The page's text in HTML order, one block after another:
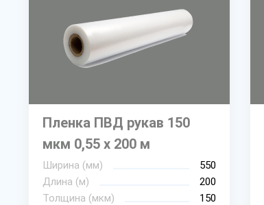
Пленка ПВД рукав 150
мкм 0,55 х 200 м
Ширина (мм)
550
Длина (м)
200
Толщина (мкм)
150